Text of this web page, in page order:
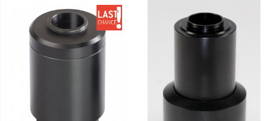
Bare suport (Newtoniene)
Masurarea intensitatii luminoase
Masurarea intensitatii sunetului
Termometre cu infrarosu
Standuri testare motorizata
Adaptoare
Altele
Cabluri
Convertor Analog-Digital